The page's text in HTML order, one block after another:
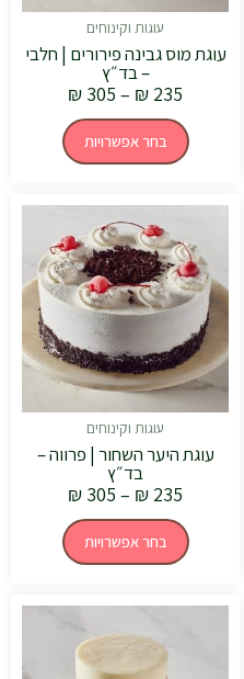
עוגות וקינוחים
עוגת מוס גבינה פירורים | חלבי
– בד״ץ
₪ 235
–
₪ 305
בחר אפשרויות
עוגות וקינוחים
עוגת היער השחור | פרווה –
בד״ץ
₪ 235
–
₪ 305
טווח
עד
בחר אפשרויות
למוצר
יש
מספר
סוגים.
ניתן
לבחור
את